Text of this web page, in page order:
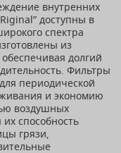
внутренних
доступны в
спектра
из
долгий
Фильтры
периодической
и экономию
воздушных
их способность
грязи,